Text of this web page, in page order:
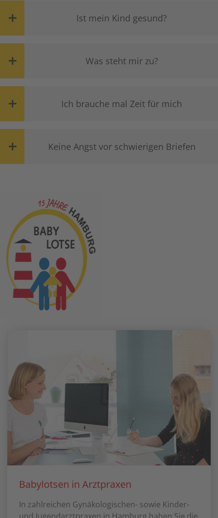
Ist mein Kind gesund?
Was steht mir zu?
Ich brauche mal Zeit für mich
Keine Angst vor schwierigen Briefen
Babylotsen in Arztpraxen
In zahlreichen Gynäkologischen- sowie Kinder-